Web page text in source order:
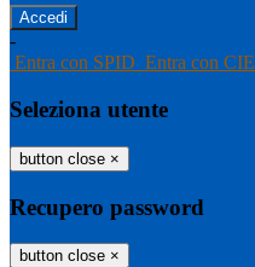
-
Entra con SPID Entra con CIE
Seleziona utente
button close ×
Recupero password
button close ×